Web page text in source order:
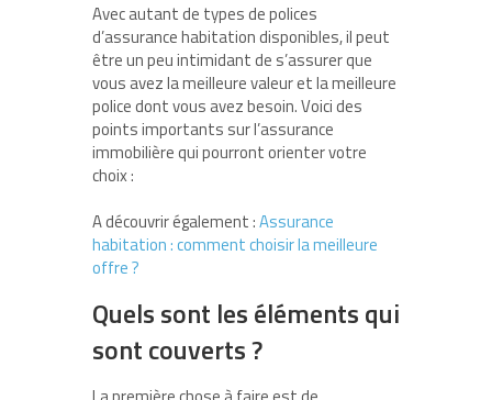
Avec autant de types de polices
d’assurance habitation disponibles, il peut
être un peu intimidant de s’assurer que
vous avez la meilleure valeur et la meilleure
police dont vous avez besoin. Voici des
points importants sur l’assurance
immobilière qui pourront orienter votre
choix :
A découvrir également :Assurance
habitation : comment choisir la meilleure
offre ?
Quels sont les éléments qui
sont couverts ?